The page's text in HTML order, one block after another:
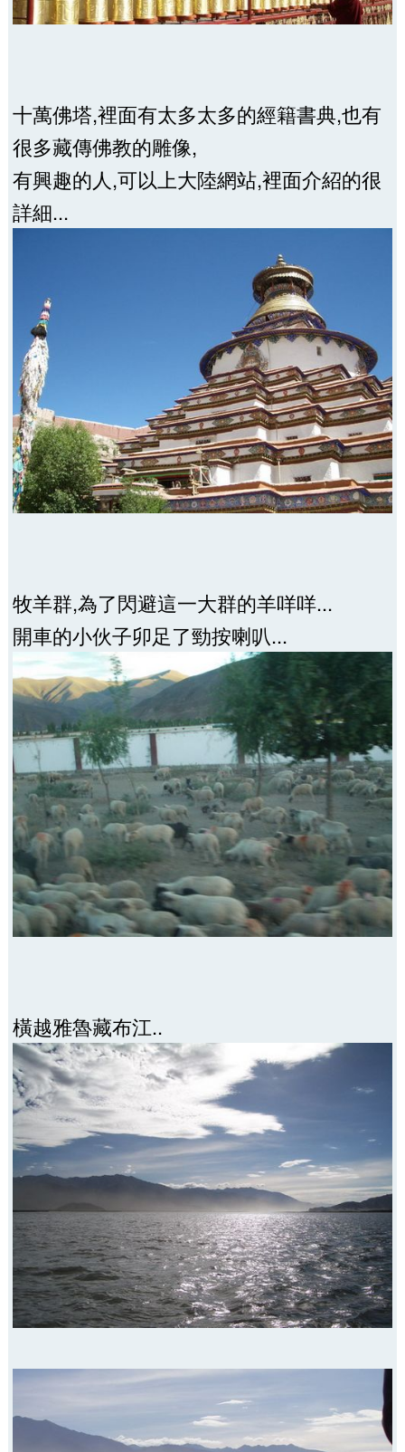
十萬佛塔,裡面有太多太多的經籍書典,也有
很多藏傳佛教的雕像,
有興趣的人,可以上大陸網站,裡面介紹的很
詳細...
牧羊群,為了閃避這一大群的羊咩咩...
開車的小伙子卯足了勁按喇叭...
橫越雅魯藏布江..